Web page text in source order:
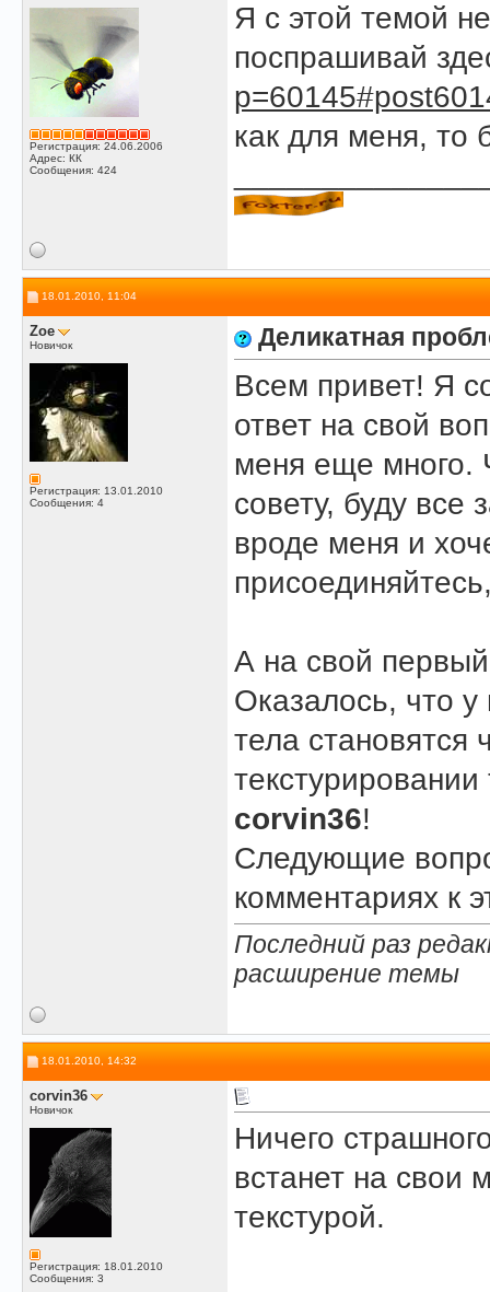
Регистрация: 24.06.2006
Адрес: КК
Сообщения: 424
Я с этой темой
поспрашивай
как для меня, то
18.01.2010, 11:04
Zoe
Новичок
Регистрация: 13.01.2010
Сообщения: 4
Деликатная
Всем привет! Я
ответ на свой
меня еще много.
совету, буду все
вроде меня и
А на свой
Оказалось, что
тела становятся
corvin36!
Следующие
комментариях к
Последний раз
расширение темы
18.01.2010, 14:32
corvin36
Новичок
Регистрация: 18.01.2010
Сообщения: 3
Ничего
встанет на свои
текстурой.